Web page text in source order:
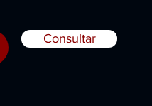
Consultar